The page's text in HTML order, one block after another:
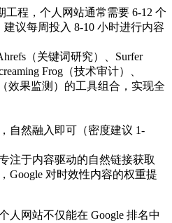
工程，个人网站通常需要 6-12 个
议每周投入 8-10 小时进行内容
（关键词研究）、Surfer
Frog（技术审计）、
（效果监测）的工具组合，实现全
自然融入即可（密度建议 1-
注于内容驱动的自然链接获取
Google 对时效性内容的权重提
人网站不仅能在 Google 排名中